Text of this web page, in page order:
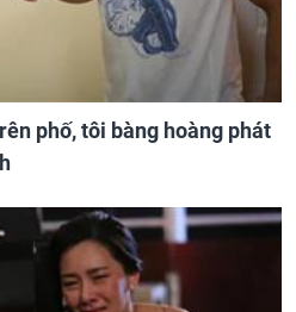
phố, tôi bàng hoàng phát